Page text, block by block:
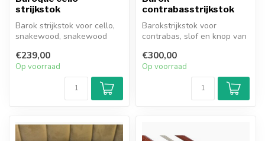
strijkstok
Barok strijkstok voor cello,
snakewood, snakewood
€239,00
Op voorraad
contrabasstrijkstok
Barokstrijkstok voor
contrabas, slof en knop van
Fran...
€300,00
Op voorraad